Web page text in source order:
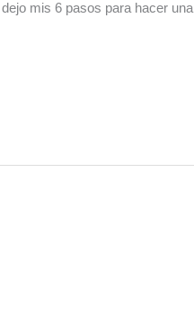
mis 6 pasos para hacer una